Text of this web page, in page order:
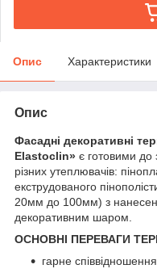
Опис Характеристики
Опис
Фасадні декоративні
Elastoclin» є готовими до
різних утеплювачів:
екструдованого
20мм до 100мм) з
декоративним шаром.
ОСНОВНІ ПЕРЕВАГИ
гарне